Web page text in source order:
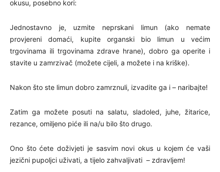
okusu, posebno kori:
Jednostavno je, uzmite neprskani limun (ako nemate
provjereni domaći, kupite organski bio limun u većim
trgovinama ili trgovinama zdrave hrane), dobro ga operite i
stavite u zamrzivač (možete cijeli, a možete i na kriške).
Nakon što ste limun dobro zamrznuli, izvadite ga i – naribajte!
Zatim ga možete posuti na salatu, sladoled, juhe, žitarice,
rezance, omiljeno piće ili na/u bilo što drugo.
Ono što ćete doživjeti je sasvim novi okus u kojem će vaši
jezični pupoljci uživati, a tijelo zahvaljivati – zdravljem!